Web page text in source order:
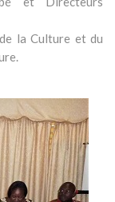
la Culture et du